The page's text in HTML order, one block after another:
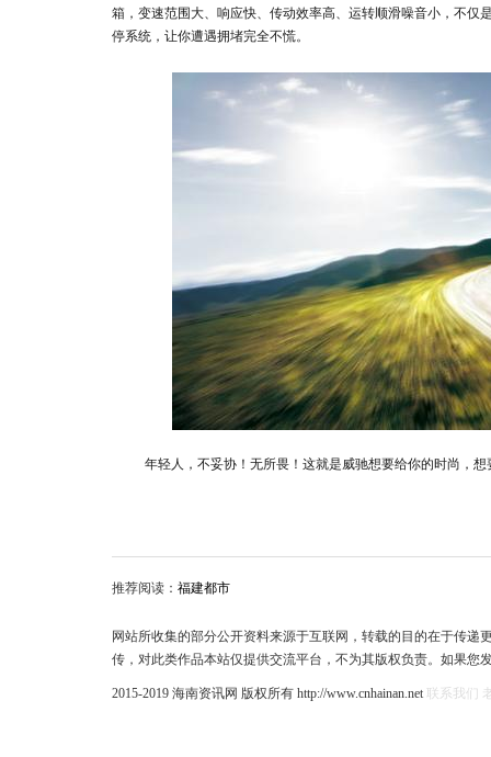
箱，变速范围大、响应快、传动效率高、运转顺滑噪音小，不仅
停系统，让你遭遇拥堵完全不慌。
年轻人，不妥协！无所畏！这就是威驰想要给你的时尚，
推荐阅读： 福建都市
网站所收集的部分公开资料来源于互联网，转载的目的在于传
传，对此类作品本站仅提供交流平台，不为其版权负责。如果
2015-2019 海南资讯网 版权所有 http://www.cnhainan.net 联系我们